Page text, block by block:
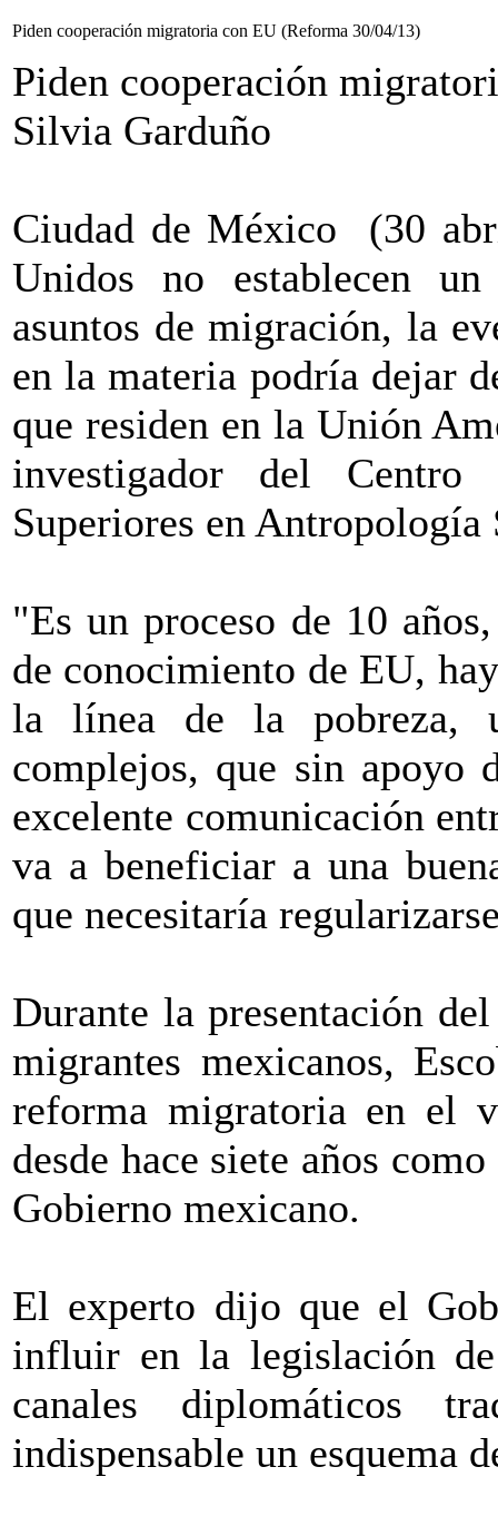
Piden cooperación migratoria con EU (Reforma 30/04/13)
Piden cooperación
Silvia Garduño
Ciudad de México
(30
Unidos no establecen
asuntos de migración, la
en la materia podría dejar
que residen en la Unión
investigador del Centro
Superiores en
"Es un proceso de 10
de conocimiento de EU,
la línea de la pobreza,
complejos, que sin apoyo
excelente comunicación
va a beneficiar a una
que necesitaría
Durante la presentación
migrantes mexicanos,
reforma migratoria en el
desde hace siete años
Gobierno mexicano.
El experto dijo que el
influir en la legislación
canales diplomáticos
indispensable un esquema